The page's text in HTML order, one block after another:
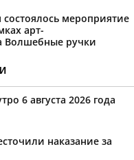
состоялось мероприятие
арт-
Волшебные ручки
6 августа 2026 года
наказание за